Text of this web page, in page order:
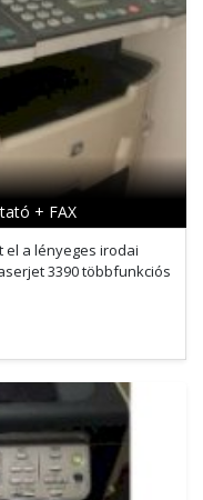
+ FAX
a lényeges irodai
3390 többfunkciós